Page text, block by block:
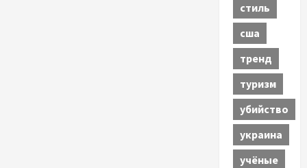
стиль
сша
тренд
туризм
убийство
украина
учёные